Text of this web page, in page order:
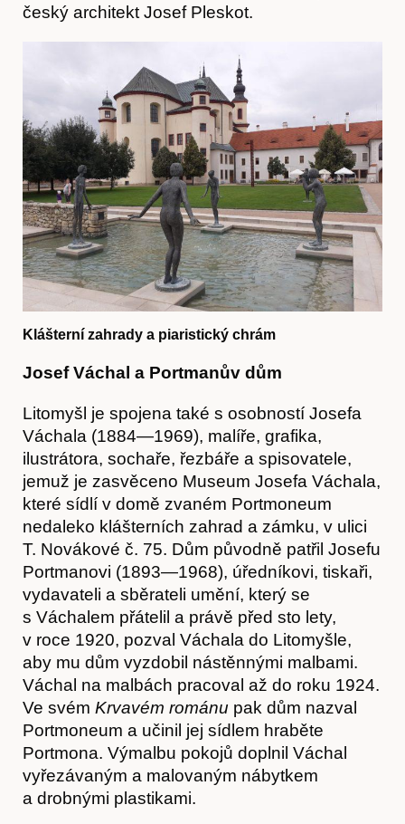
Časopis
Hostcast
český architekt Josef Pleskot.
Klášterní zahrady a piaristický chrám
Josef Váchal a Portmanův dům
Litomyšl je spojena také s osobností Josefa
Váchala (1884—1969), malíře, grafika,
ilustrátora, sochaře, řezbáře a spisovatele,
jemuž je zasvěceno Museum Josefa Váchala,
které sídlí v domě zvaném Portmoneum
nedaleko klášterních zahrad a zámku, v ulici
T. Novákové č. 75. Dům původně patřil Josefu
Portmanovi (1893—1968), úředníkovi, tiskaři,
vydavateli a sběrateli umění, který se
s Váchalem přátelil a právě před sto lety,
v roce 1920, pozval Váchala do Litomyšle,
aby mu dům vyzdobil nástěnnými malbami.
Váchal na malbách pracoval až do roku 1924.
Ve svém Krvavém románu pak dům nazval
Portmoneum a učinil jej sídlem hraběte
Portmona. Výmalbu pokojů doplnil Váchal
vyřezávaným a malovaným nábytkem
a drobnými plastikami.